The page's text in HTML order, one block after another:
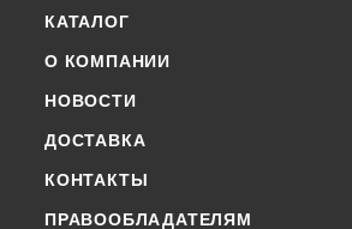
КАТАЛОГ
О КОМПАНИИ
НОВОСТИ
ДОСТАВКА
КОНТАКТЫ
ПРАВООБЛАДАТЕЛЯМ